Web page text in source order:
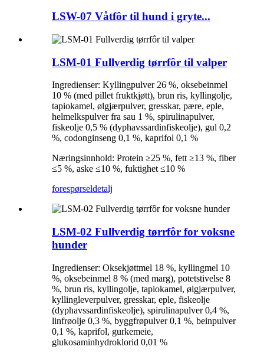
LSW-07 Våtfôr til hund i gryte...
LSM-01 Fullverdig tørrfôr til valper
Ingredienser: Kyllingpulver 26 %, oksebeinmel
10 % (med pillet fruktkjøtt), brun ris, kyllingolje,
tapiokamel, ølgjærpulver, gresskar, pære, eple,
helmelkspulver fra sau 1 %, spirulinapulver,
fiskeolje 0,5 % (dyphavssardinfiskeolje), gul 0,2
%, codonginseng 0,1 %, kaprifol 0,1 %
Næringsinnhold: Protein ≥25 %, fett ≥13 %, fiber
≤5 %, aske ≤10 %, fuktighet ≤10 %
forespørseldetalj
LSM-02 Fullverdig tørrfôr for voksne
hunder
Ingredienser: Oksekjøttmel 18 %, kyllingmel 10
%, oksebeinmel 8 % (med marg), potetstivelse 8
%, brun ris, kyllingolje, tapiokamel, ølgjærpulver,
kyllingleverpulver, gresskar, eple, fiskeolje
(dyphavssardinfiskeolje), spirulinapulver 0,4 %,
linfrøolje 0,3 %, byggfrøpulver 0,1 %, beinpulver
0,1 %, kaprifol, gurkemeie,
glukosaminhydroklorid 0,01 %